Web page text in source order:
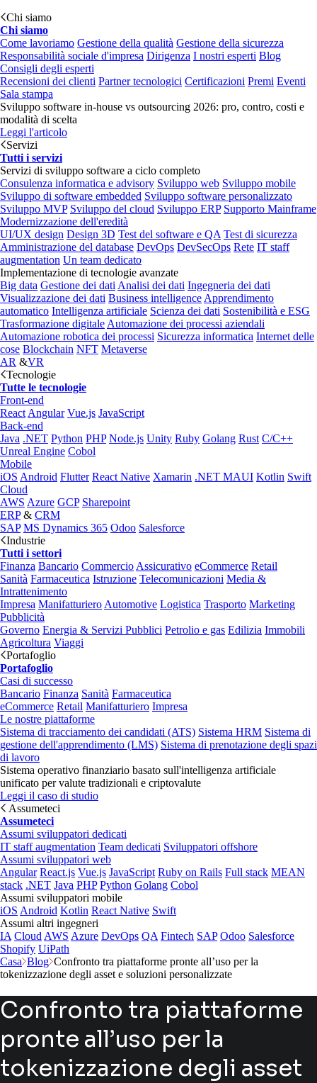
Chi siamo
Chi siamo
Come lavoriamo Gestione della qualità Gestione della sicurezza
Responsabilità sociale d'impresa Dirigenza I nostri esperti Blog
Consigli degli esperti
Recensioni dei clienti Partner tecnologici Certificazioni Premi Eventi
Sala stampa
Sviluppo software in-house vs outsourcing 2026: pro, contro, costi e
modalità di scelta
Leggi l'articolo
Servizi
Tutti i servizi
Servizi di sviluppo software a ciclo completo
Consulenza informatica e advisory Sviluppo web Sviluppo mobile
Sviluppo di software embedded Sviluppo software personalizzato
Sviluppo MVP Sviluppo del cloud Sviluppo ERP Supporto Mainframe
Modernizzazione dell'eredità
UI/UX design Design 3D Test del software e QA Test di sicurezza
Amministrazione del database DevOps DevSecOps Rete IT staff
augmentation Un team dedicato
Implementazione di tecnologie avanzate
Big data Gestione dei dati Analisi dei dati Ingegneria dei dati
Visualizzazione dei dati Business intelligence Apprendimento
automatico Intelligenza artificiale Scienza dei dati Sostenibilità e ESG
Trasformazione digitale Automazione dei processi aziendali
Automazione robotica dei processi Sicurezza informatica Internet delle
cose Blockchain NFT Metaverse
AR &VR
Tecnologie
Tutte le tecnologie
Front-end
React Angular Vue.js JavaScript
Back-end
Java .NET Python PHP Node.js Unity Ruby Golang Rust C/C++
Unreal Engine Cobol
Mobile
iOS Android Flutter React Native Xamarin .NET MAUI Kotlin Swift
Cloud
AWS Azure GCP Sharepoint
ERP& CRM
SAP MS Dynamics 365 Odoo Salesforce
Industrie
Tutti i settori
Finanza Bancario Commercio Assicurativo eCommerce Retail
Sanità Farmaceutica Istruzione Telecomunicazioni Media &
Intrattenimento
Impresa Manifatturiero Automotive Logistica Trasporto Marketing
Pubblicità
Governo Energia & Servizi Pubblici Petrolio e gas Edilizia Immobili
Agricoltura Viaggi
Portafoglio
Portafoglio
Casi di successo
Bancario Finanza Sanità Farmaceutica
eCommerce Retail Manifatturiero Impresa
Le nostre piattaforme
Sistema di tracciamento dei candidati (ATS) Sistema HRM Sistema di
gestione dell'apprendimento (LMS) Sistema di prenotazione degli spazi
di lavoro
Sistema operativo finanziario basato sull'intelligenza artificiale
unificato per valute tradizionali e criptovalute
Leggi il caso di studio
Assumeteci
Assumeteci
Assumi sviluppatori dedicati
IT staff augmentation Team dedicati Sviluppatori offshore
Assumi sviluppatori web
Angular React.js Vue.js JavaScript Ruby on Rails Full stack MEAN
stack .NET Java PHP Python Golang Cobol
Assumi sviluppatori mobile
iOS Android Kotlin React Native Swift
Assumi altri ingegneri
IA Cloud AWS Azure DevOps QA Fintech SAP Odoo Salesforce
Shopify UiPath
Casa Blog Confronto tra piattaforme pronte all’uso per la
tokenizzazione degli asset e soluzioni personalizzate
Confronto tra piattaforme
pronte all’uso per la
tokenizzazione degli asset